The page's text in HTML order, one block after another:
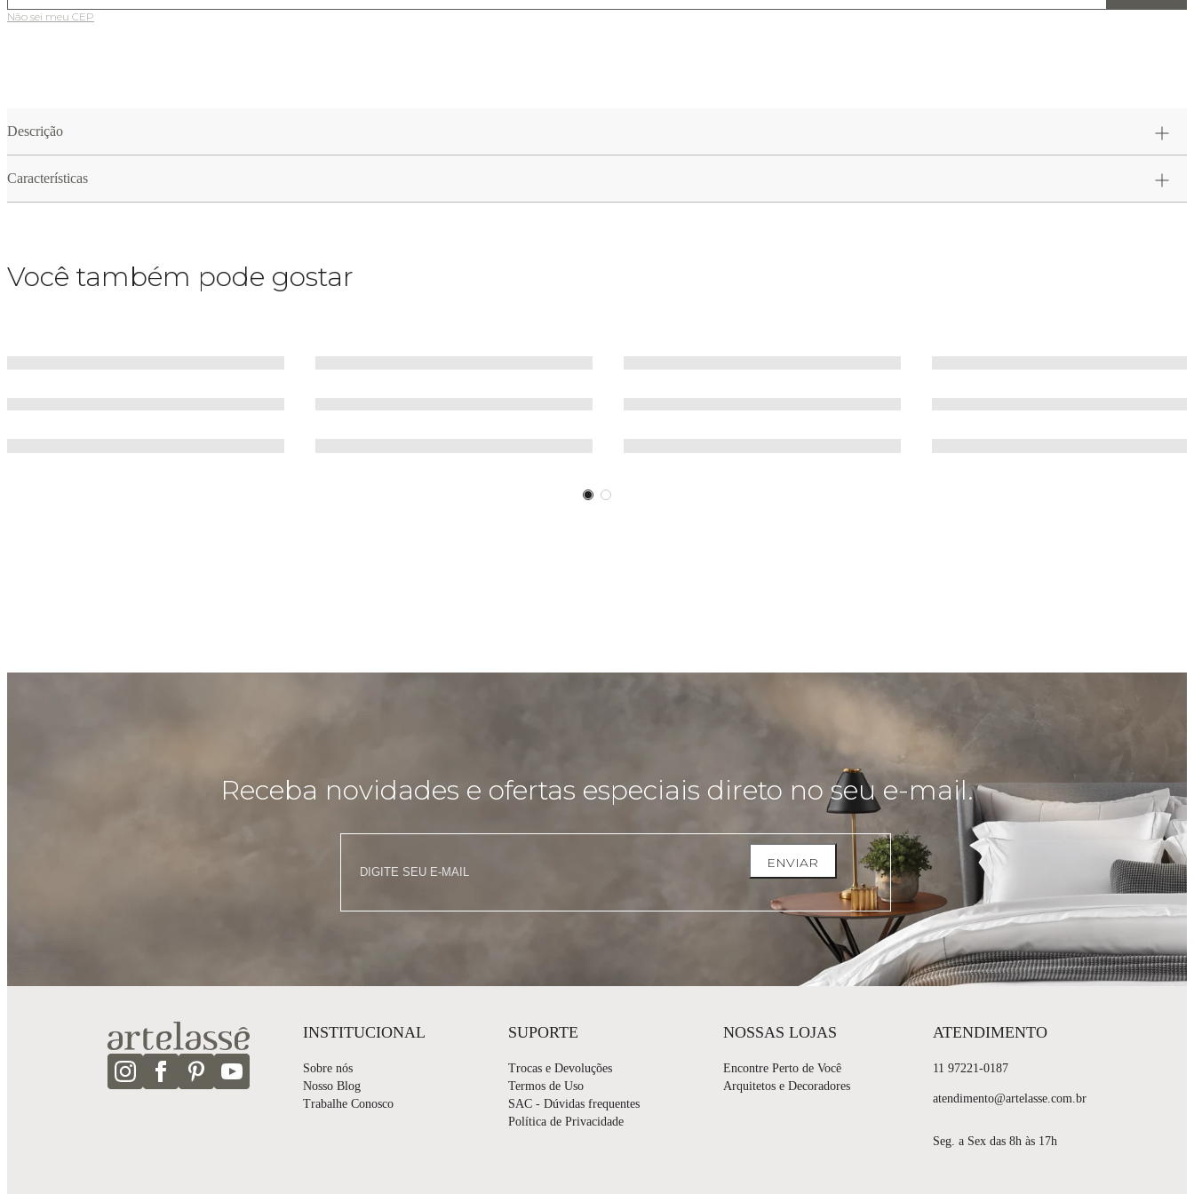
Não sei meu CEP
Descrição
Características
Você também pode gostar
Receba novidades e ofertas especiais direto no seu e-mail.
ENVIAR
INSTITUCIONAL
Sobre nós
Nosso Blog
Trabalhe Conosco
SUPORTE
Trocas e Devoluções
Termos de Uso
SAC - Dúvidas frequentes
Política de Privacidade
NOSSAS LOJAS
Encontre Perto de Você
Arquitetos e Decoradores
ATENDIMENTO
11 97221-0187
atendimento@artelasse.com.br
Seg. a Sex das 8h às 17h